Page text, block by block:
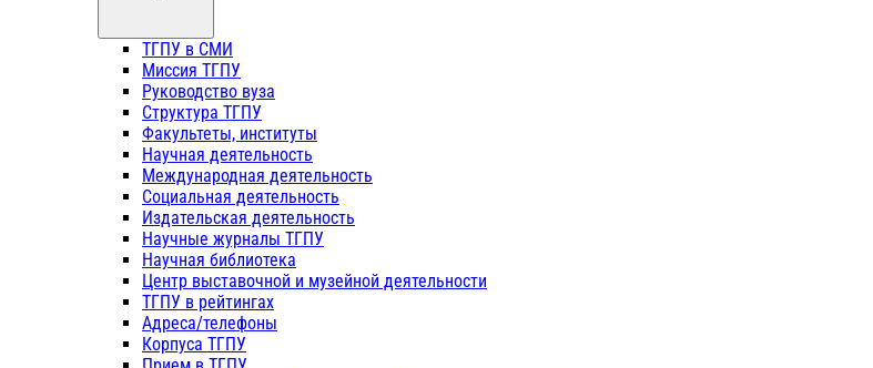
ТГПУ в СМИ
Миссия ТГПУ
Руководство вуза
Структура ТГПУ
Факультеты, институты
Научная деятельность
Международная деятельность
Социальная деятельность
Издательская деятельность
Научные журналы ТГПУ
Научная библиотека
Центр выставочной и музейной деятельности
ТГПУ в рейтингах
Адреса/телефоны
Корпуса ТГПУ